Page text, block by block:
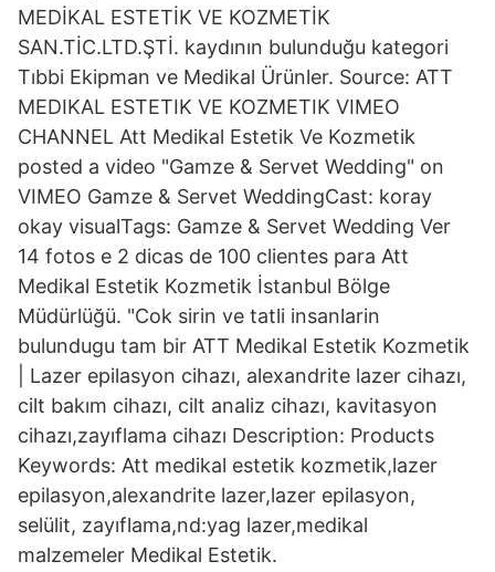
MEDİKAL ESTETİK VE KOZMETİK
SAN.TİC.LTD.ŞTİ. kaydının bulunduğu kategori
Tıbbi Ekipman ve Medikal Ürünler. Source: ATT
MEDIKAL ESTETIK VE KOZMETIK VIMEO
CHANNEL Att Medikal Estetik Ve Kozmetik
posted a video "Gamze & Servet Wedding" on
VIMEO Gamze & Servet WeddingCast: koray
okay visualTags: Gamze & Servet Wedding Ver
14 fotos e 2 dicas de 100 clientes para Att
Medikal Estetik Kozmetik İstanbul Bölge
Müdürlüğü. "Cok sirin ve tatli insanlarin
bulundugu tam bir ATT Medikal Estetik Kozmetik
| Lazer epilasyon cihazı, alexandrite lazer cihazı,
cilt bakım cihazı, cilt analiz cihazı, kavitasyon
cihazı,zayıflama cihazı Description: Products
Keywords: Att medikal estetik kozmetik,lazer
epilasyon,alexandrite lazer,lazer epilasyon,
selülit, zayıflama,nd:yag lazer,medikal
malzemeler Medikal Estetik.